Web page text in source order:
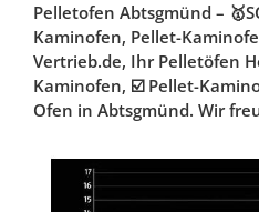
Pelletofen Abtsgmünd –
Kaminofen, Pellet-
Vertrieb.de, Ihr Pelletöfen
Kaminofen, ☑️ Pellet-
Ofen in Abtsgmünd. Wir